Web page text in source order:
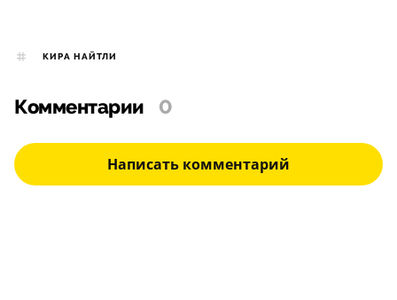
КИРА НАЙТЛИ
Комментарии 0
Написать комментарий